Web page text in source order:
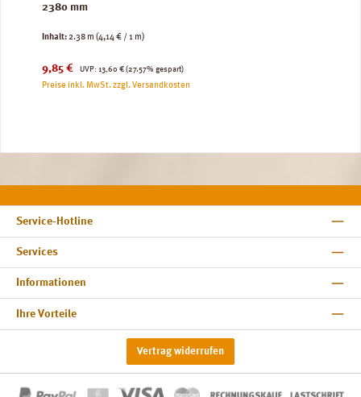
2380 mm
Inhalt:2.38 m (4,14 € / 1 m)
Verkaufspreis:
9,85 € UVP:
Regulärer Preis:
13,60 € (27.57% gespart)
Preise inkl. MwSt. zzgl. Versandkosten
Service-Hotline
Services
Informationen
Ihre Vorteile
Vertrag widerrufen